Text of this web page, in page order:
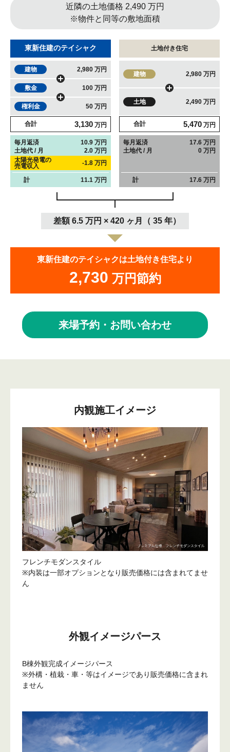
近隣の土地価格 2,490 万円
※物件と同等の敷地面積
東新住建のテイシャク
建物 2,980 万円
敷金 100 万円
権利金 50 万円
合計 3,130万円
毎月返済
10.9 万円
土地代 / 月
2.0 万円
太陽光発電の
売電収入
-1.8 万円
計 11.1 万円
土地付き住宅
建物 2,980 万円
土地 2,490 万円
合計 5,470 万円
毎月返済
17.6 万円
土地代 / 月
0 万円
計 17.6 万円
差額 6.5 万円 × 420 ヶ月（ 35 年）
東新住建のテイシャクは土地付き住宅より
2,730 万円節約
来場予約・お問い合わせ
内観施工イメージ
フレンチモダンスタイル
※内装は一部オプションとなり販売価格には含まれてませ
ん
外観イメージパース
B棟外観完成イメージパース
※外構・植栽・車・等はイメージであり販売価格に含まれ
ません